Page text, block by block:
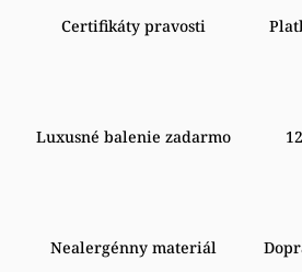
Certifikáty pravosti
Luxusné balenie zadarmo
Nealergénny materiál